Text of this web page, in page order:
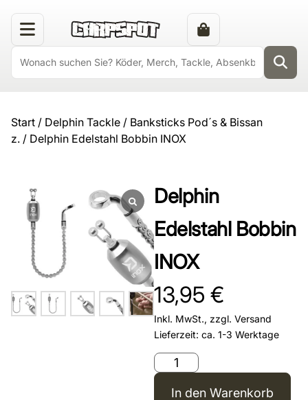
Start / Delphin Tackle / Banksticks Pod´s & Bissan
z. / Delphin Edelstahl Bobbin INOX
Delphin
Edelstahl Bobbin
INOX
13,95 €
Inkl. MwSt., zzgl. Versand
Lieferzeit: ca. 1-3 Werktage
In den Warenkorb